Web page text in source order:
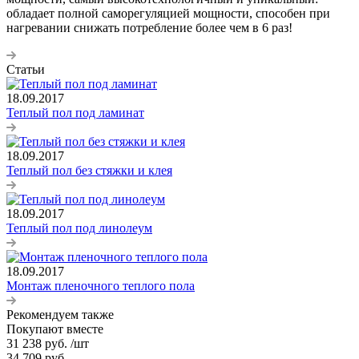
обладает полной саморегуляцией мощности, способен при
нагревании снижать потребление более чем в 6 раз!
Статьи
18.09.2017
Теплый пол под ламинат
18.09.2017
Теплый пол без стяжки и клея
18.09.2017
Теплый пол под линолеум
18.09.2017
Монтаж пленочного теплого пола
Рекомендуем также
Покупают вместе
31 238 руб. /шт